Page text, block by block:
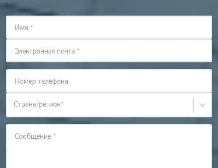
Имя *
Электронная почта *
Номер телефона
Страна/регион*
Сообщение *